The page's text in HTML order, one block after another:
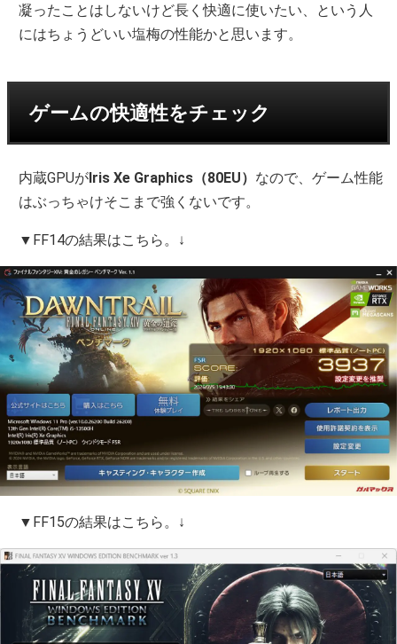
凝ったことはしないけど長く快適に使いたい、という人
にはちょうどいい塩梅の性能かと思います。
ゲームの快適性をチェック
内蔵GPUがIris Xe Graphics（80EU） なので、ゲーム性能
はぶっちゃけそこまで強くないです。
▼FF14の結果はこちら。↓
▼FF15の結果はこちら。↓